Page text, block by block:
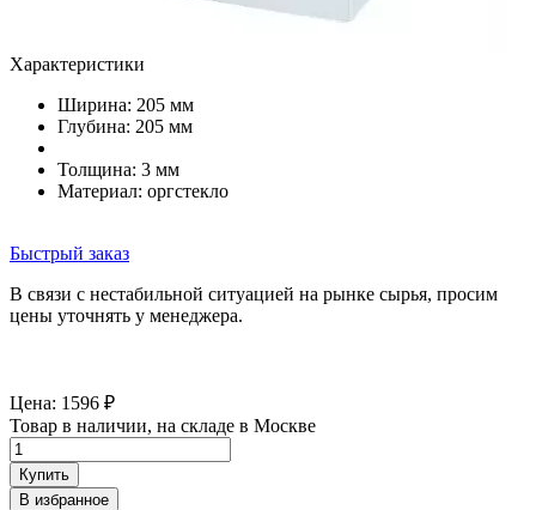
Характеристики
Ширина: 205 мм
Глубина: 205 мм
Толщина: 3 мм
Материал: оргстекло
Быстрый заказ
В связи с нестабильной ситуацией на рынке сырья, просим
цены уточнять у менеджера.
Цена: 1596 ₽
Товар в наличии, на складе в Москве
Купить
В избранное